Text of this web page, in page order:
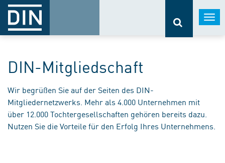
DIN-Mitgliedschaft
Wir begrüßen Sie auf der Seiten des DIN-
Mitgliedernetzwerks. Mehr als 4.000 Unternehmen mit
über 12.000 Tochtergesellschaften gehören bereits dazu.
Nutzen Sie die Vorteile für den Erfolg Ihres Unternehmens.